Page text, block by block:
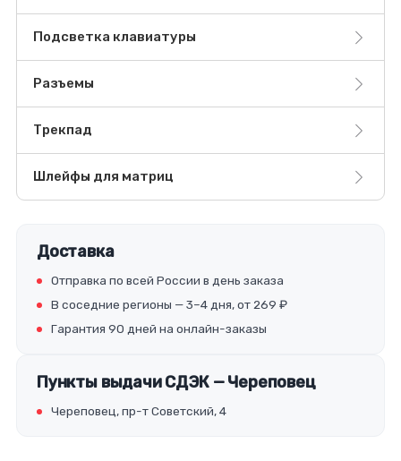
Подсветка клавиатуры
Разъемы
Трекпад
Шлейфы для матриц
Доставка
Отправка по всей России в день заказа
В соседние регионы — 3–4 дня, от 269 ₽
Гарантия 90 дней на онлайн-заказы
Пункты выдачи СДЭК — Череповец
Череповец, пр-т Советский, 4